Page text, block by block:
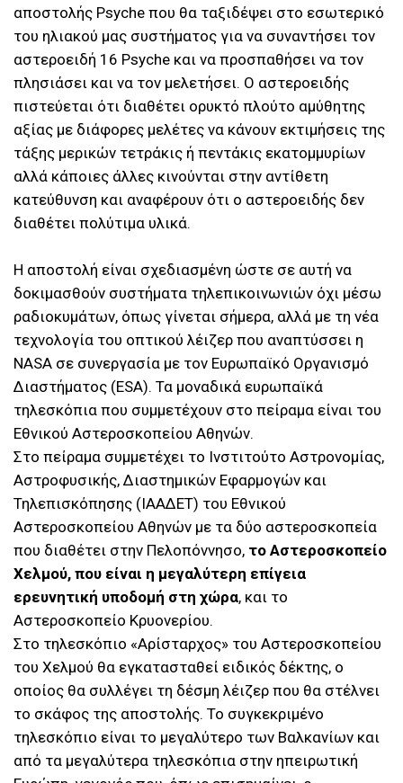
αποστολής Psyche που θα ταξιδέψει στο εσωτερικό
του ηλιακού μας συστήματος για να συναντήσει τον
αστεροειδή 16 Psyche και να προσπαθήσει να τον
πλησιάσει και να τον μελετήσει. Ο αστεροειδής
πιστεύεται ότι διαθέτει ορυκτό πλούτο αμύθητης
αξίας με διάφορες μελέτες να κάνουν εκτιμήσεις της
τάξης μερικών τετράκις ή πεντάκις εκατομμυρίων
αλλά κάποιες άλλες κινούνται στην αντίθετη
κατεύθυνση και αναφέρουν ότι ο αστεροειδής δεν
διαθέτει πολύτιμα υλικά.
Η αποστολή είναι σχεδιασμένη ώστε σε αυτή να
δοκιμασθούν συστήματα τηλεπικοινωνιών όχι μέσω
ραδιοκυμάτων, όπως γίνεται σήμερα, αλλά με τη νέα
τεχνολογία του οπτικού λέιζερ που αναπτύσσει η
NASA σε συνεργασία με τον Ευρωπαϊκό Οργανισμό
Διαστήματος (ESA). Τα μοναδικά ευρωπαϊκά
τηλεσκόπια που συμμετέχουν στο πείραμα είναι του
Εθνικού Αστεροσκοπείου Αθηνών.
Στο πείραμα συμμετέχει το Ινστιτούτο Αστρονομίας,
Αστροφυσικής, Διαστημικών Εφαρμογών και
Τηλεπισκόπησης (ΙΑΑΔΕΤ) του Εθνικού
Αστεροσκοπείου Αθηνών με τα δύο αστεροσκοπεία
που διαθέτει στην Πελοπόννησο, το Αστεροσκοπείο
Χελμού, που είναι η μεγαλύτερη επίγεια
ερευνητική υποδομή στη χώρα, και το
Αστεροσκοπείο Κρυονερίου.
Στο τηλεσκόπιο «Αρίσταρχος» του Αστεροσκοπείου
του Χελμού θα εγκατασταθεί ειδικός δέκτης, ο
οποίος θα συλλέγει τη δέσμη λέιζερ που θα στέλνει
το σκάφος της αποστολής. Το συγκεκριμένο
τηλεσκόπιο είναι το μεγαλύτερο των Βαλκανίων και
από τα μεγαλύτερα τηλεσκόπια στην ηπειρωτική